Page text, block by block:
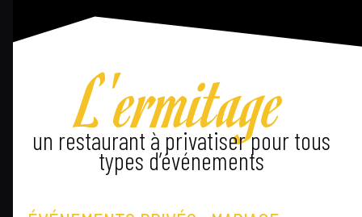
L'ermitage
un restaurant à privatiser pour tous
types d’événements